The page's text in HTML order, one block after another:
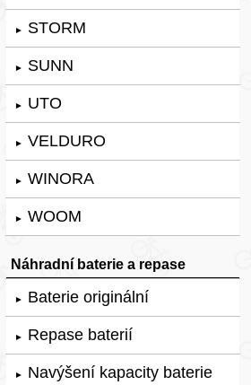
► STORM
► SUNN
► UTO
► VELDURO
► WINORA
► WOOM
Náhradní baterie a repase
► Baterie originální
► Repase baterií
► Navýšení kapacity baterie